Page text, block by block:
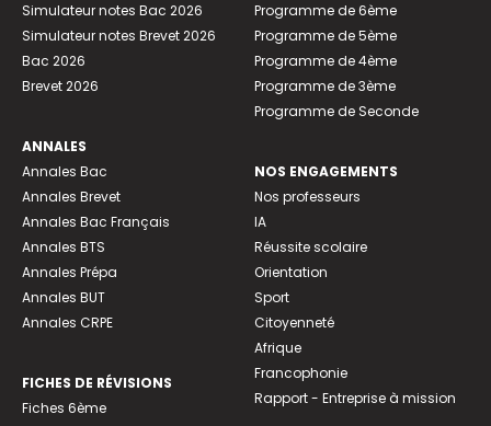
Simulateur notes Bac 2026
Simulateur notes Brevet 2026
Bac 2026
Brevet 2026
ANNALES
Annales Bac
Annales Brevet
Annales Bac Français
Annales BTS
Annales Prépa
Annales BUT
Annales CRPE
FICHES DE RÉVISIONS
Fiches 6ème
Programme de 6ème
Programme de 5ème
Programme de 4ème
Programme de 3ème
Programme de Seconde
NOS ENGAGEMENTS
Nos professeurs
IA
Réussite scolaire
Orientation
Sport
Citoyenneté
Afrique
Francophonie
Rapport - Entreprise à mission